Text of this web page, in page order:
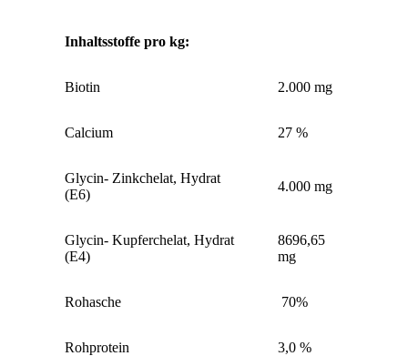
Inhaltsstoffe pro kg:
Biotin 2.000 mg
Calcium 27 %
Glycin- Zinkchelat, Hydrat
(E6)
4.000 mg
Glycin- Kupferchelat, Hydrat
(E4)
8696,65
mg
Rohasche 70%
Rohprotein 3,0 %